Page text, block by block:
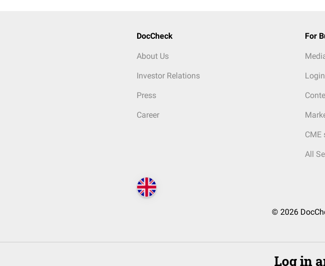
DocCheck
About Us
Investor Relations
Press
Career
For
CME
All
© 2026
Log in